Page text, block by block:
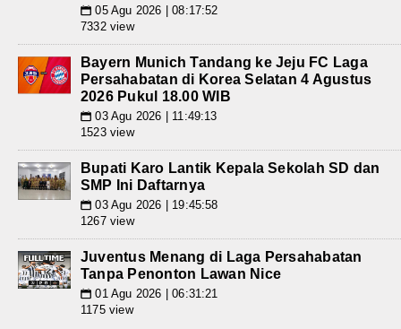
📅 05 Agu 2026 | 08:17:52
7332 view
Bayern Munich Tandang ke Jeju FC Laga
Persahabatan di Korea Selatan 4 Agustus
2026 Pukul 18.00 WIB
📅 03 Agu 2026 | 11:49:13
1523 view
Bupati Karo Lantik Kepala Sekolah SD dan
SMP Ini Daftarnya
📅 03 Agu 2026 | 19:45:58
1267 view
Juventus Menang di Laga Persahabatan
Tanpa Penonton Lawan Nice
📅 01 Agu 2026 | 06:31:21
1175 view